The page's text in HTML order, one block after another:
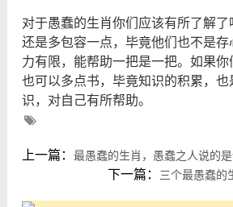
对于愚蠢的生肖你们应该有所了解
还是多包容一点，毕竟他们也不是
力有限，能帮助一把是一把。如果你
也可以多点书，毕竟知识的积累，
识，对自己有所帮助。
上一篇： 最愚蠢的生肖，愚蠢之人说的
下一篇： 三个最愚蠢的